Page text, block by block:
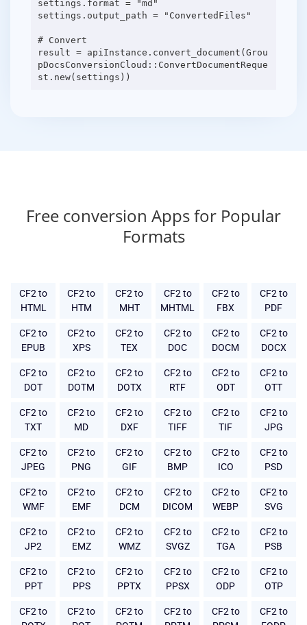
settings.format = "md"
settings.output_path = "ConvertedFiles"
# Convert
result = apiInstance.convert_document(Grou
pDocsConversionCloud::ConvertDocumentReque
Free conversion Apps for Popular
Formats
CF2 to
HTML
CF2 to
HTM
CF2 to
MHT
CF2 to
MHTML
CF2 to
FBX
CF2 to
PDF
CF2 to
EPUB
CF2 to
XPS
CF2 to
TEX
CF2 to
DOC
CF2 to
DOCM
CF2 to
DOCX
CF2 to
DOT
CF2 to
DOTM
CF2 to
DOTX
CF2 to
RTF
CF2 to
ODT
CF2 to
OTT
CF2 to
TXT
CF2 to
MD
CF2 to
DXF
CF2 to
TIFF
CF2 to
TIF
CF2 to
JPG
CF2 to
JPEG
CF2 to
PNG
CF2 to
GIF
CF2 to
BMP
CF2 to
ICO
CF2 to
PSD
CF2 to
WMF
CF2 to
EMF
CF2 to
DCM
CF2 to
DICOM
CF2 to
WEBP
CF2 to
SVG
CF2 to
JP2
CF2 to
EMZ
CF2 to
WMZ
CF2 to
SVGZ
CF2 to
TGA
CF2 to
PSB
CF2 to
PPT
CF2 to
PPS
CF2 to
PPTX
CF2 to
PPSX
CF2 to
ODP
CF2 to
OTP
CF2 to
CF2 to
CF2 to
CF2 to
CF2 to
CF2 to